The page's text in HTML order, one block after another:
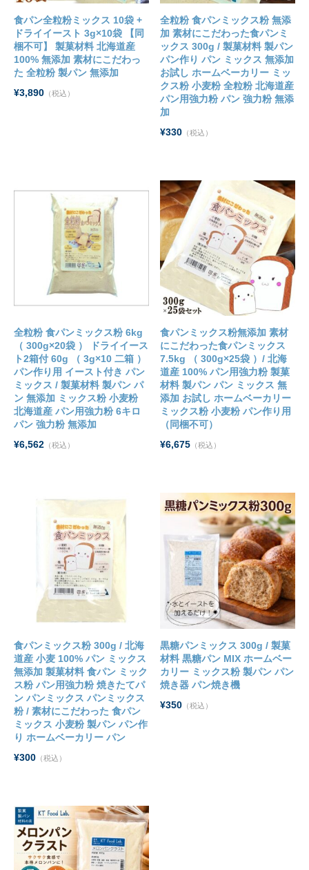
食パン全粒粉ミックス 10袋 +
ドライイースト 3g×10袋 【同
梱不可】 製菓材料 北海道産
100% 無添加 素材にこだわっ
た 全粒粉 製パン 無添加
¥3,890 （税込）
全粒粉 食パンミックス粉 無添
加 素材にこだわった食パンミ
ックス 300g / 製菓材料 製パン
パン作り パン ミックス 無添加
お試し ホームベーカリー ミッ
クス粉 小麦粉 全粒粉 北海道産
パン用強力粉 パン 強力粉 無添
加
¥330（税込）
全粒粉 食パンミックス粉 6kg
（ 300g×20袋 ） ドライイース
ト2箱付 60g （ 3g×10 二箱 ）
パン作り用 イースト付き パン
ミックス / 製菓材料 製パン パ
ン 無添加 ミックス粉 小麦粉
北海道産 パン用強力粉 6キロ
パン 強力粉 無添加
¥6,562 （税込）
食パンミックス粉無添加 素材
にこだわった食パンミックス
7.5kg （ 300g×25袋 ）/ 北海
道産 100% パン用強力粉 製菓
材料 製パン パン ミックス 無
添加 お試し ホームベーカリー
ミックス粉 小麦粉 パン作り用
（同梱不可）
¥6,675（税込）
食パンミックス粉 300g / 北海
道産 小麦 100% パン ミックス
無添加 製菓材料 食パン ミック
ス粉 パン用強力粉 焼きたてパ
ン パンミックス パンミックス
粉 / 素材にこだわった 食パン
ミックス 小麦粉 製パン パン作
り ホームベーカリー パン
¥300 （税込）
黒糖パンミックス 300g / 製菓
材料 黒糖パン MIX ホームベー
カリー ミックス粉 製パン パン
焼き器 パン焼き機
¥350（税込）